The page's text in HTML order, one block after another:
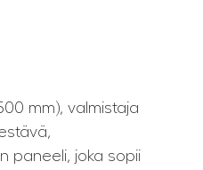
mm), valmistaja
paneeli, joka sopii